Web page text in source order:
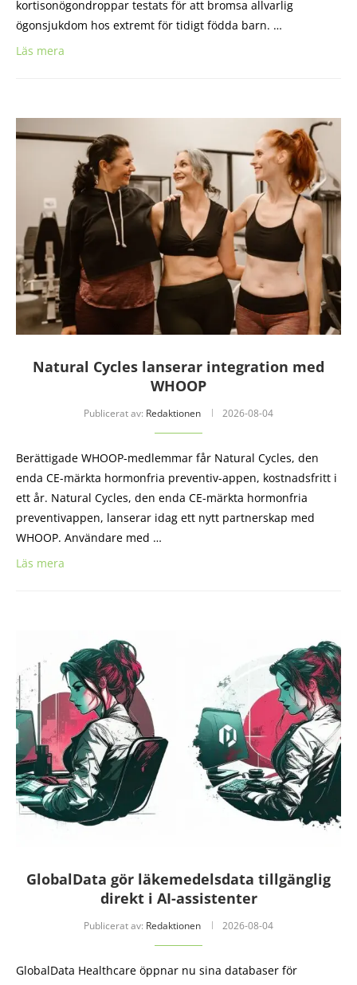
kortisonögondroppar testats för att bromsa allvarlig
ögonsjukdom hos extremt för tidigt födda barn. …
Läs mera
Natural Cycles lanserar integration med
WHOOP
Publicerat av: Redaktionen 2026-08-04
Berättigade WHOOP-medlemmar får Natural Cycles, den
enda CE-märkta hormonfria preventiv-appen, kostnadsfritt i
ett år. Natural Cycles, den enda CE-märkta hormonfria
preventivappen, lanserar idag ett nytt partnerskap med
WHOOP. Användare med …
Läs mera
GlobalData gör läkemedelsdata tillgänglig
direkt i AI-assistenter
Publicerat av: Redaktionen 2026-08-04
GlobalData Healthcare öppnar nu sina databaser för